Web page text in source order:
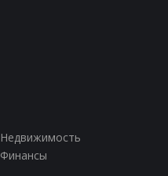
Недвижимость
Финансы